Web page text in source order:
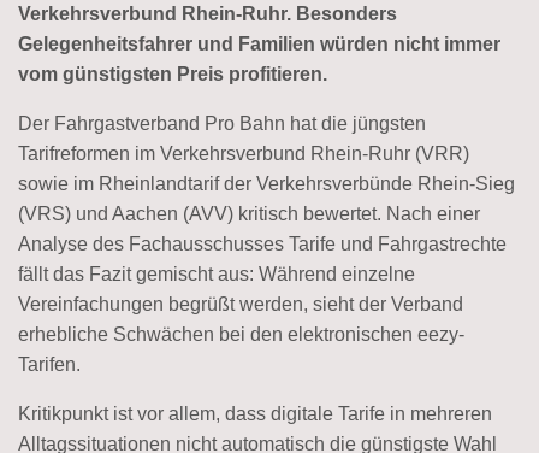
Verkehrsverbund Rhein-Ruhr. Besonders
Gelegenheitsfahrer und Familien würden nicht immer
vom günstigsten Preis profitieren.
Der Fahrgastverband Pro Bahn hat die jüngsten
Tarifreformen im Verkehrsverbund Rhein-Ruhr (VRR)
sowie im Rheinlandtarif der Verkehrsverbünde Rhein-Sieg
(VRS) und Aachen (AVV) kritisch bewertet. Nach einer
Analyse des Fachausschusses Tarife und Fahrgastrechte
fällt das Fazit gemischt aus: Während einzelne
Vereinfachungen begrüßt werden, sieht der Verband
erhebliche Schwächen bei den elektronischen eezy-
Tarifen.
Kritikpunkt ist vor allem, dass digitale Tarife in mehreren
Alltagssituationen nicht automatisch die günstigste Wahl